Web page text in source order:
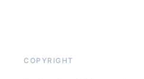
COPYRIGHT